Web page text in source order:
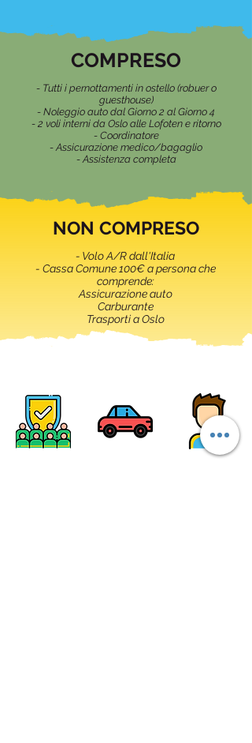
COMPRESO
- Tutti i pernottamenti in ostello (robuer o
guesthouse)
- Noleggio auto dal Giorno 2 al Giorno 4
- 2 voli interni da Oslo alle Lofoten e ritorno
- Coordinatore
- Assicurazione medico/bagaglio
- Assistenza completa
NON COMPRESO
- Volo A/R dall'Italia
- Cassa Comune 100€ a persona che
comprende:
Assicurazione auto
Carburante
Trasporti a Oslo